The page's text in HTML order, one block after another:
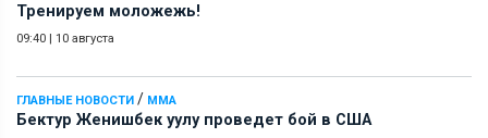
Тренируем моложежь!
09:40 | 10 августа
ГЛАВНЫЕ НОВОСТИ / ММА
Бектур Женишбек уулу проведет бой в США